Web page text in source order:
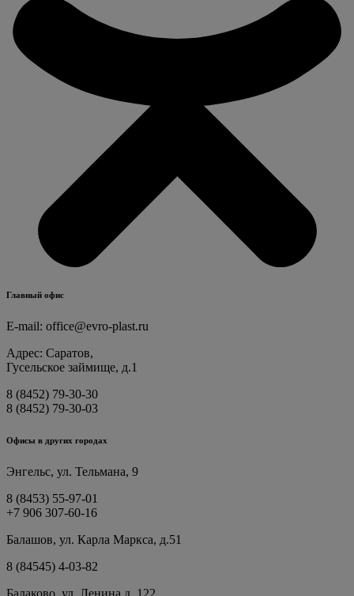
Главный офис
E-mail: office@evro-plast.ru
Адрес: Саратов,
Гусельское займище, д.1
8 (8452) 79-30-30
8 (8452) 79-30-03
Офисы в других городах
Энгельс, ул. Тельмана, 9
8 (8453) 55-97-01
+7 906 307-60-16
Балашов, ул. Карла Маркса, д.51
8 (84545) 4-03-82
Балаково, ул. Ленина,д. 122